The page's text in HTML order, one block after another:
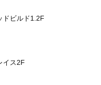
ドビルド1.2F
イス2F